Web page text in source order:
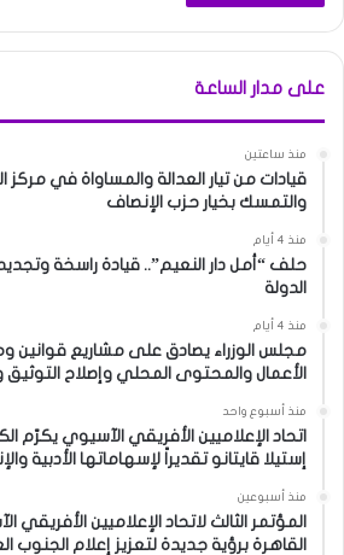
على مدار الساعة
منذ ساعتين
قيادات من تيار العدالة والمساواة في مركز
والتمسك بخيار حزب الإنصاف
منذ 4 أيام
حلف “أمل دار النعيم”.. قيادة راسخة
الدولة
منذ 4 أيام
مجلس الوزراء يصادق على مشاريع قوانين
الأعمال والمحتوى المحلي وإصلاح التوثيق
منذ أسبوع واحد
اتحاد الإعلاميين الأفريقي الآسيوي يكرّم
إستيلا قايتانو تقديراً لإسهاماتها الأدبية
منذ أسبوعين
المؤتمر الثالث لاتحاد الإعلاميين
القاهرة برؤية جديدة لتعزيز إعلام الجنوب